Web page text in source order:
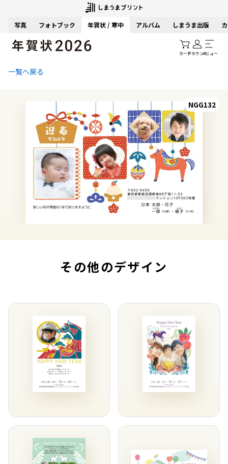
写真 フォトブック 年賀状 / 寒中 アルバム しまうま出版
カートアカウントメニュー
一覧へ戻る
NGG132
その他のデザイン